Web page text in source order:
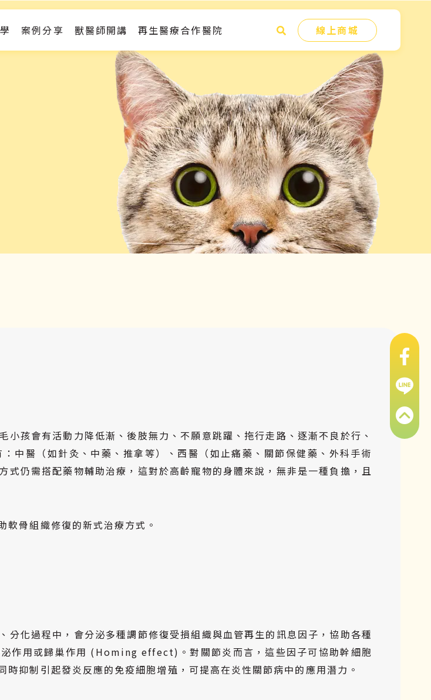
案例分享 獸醫師開講 再生醫療合作醫院 線上商城
孩會有活動力降低漸、後肢無力、不願意跳躍、拖行走路、逐漸不良於行、
中醫（如針灸、中藥、推拿等）、西醫（如止痛藥、關節保健藥、外科手術
仍需搭配藥物輔助治療，這對於高齡寵物的身體來說，無非是一種負擔，且
骨組織修復的新式治療方式。
化過程中，會分泌多種調節修復受損組織與血管再生的訊息因子，協助各種
作用或歸巢作用 (Homing effect)。對關節炎而言，這些因子可協助幹細胞
抑制引起發炎反應的免疫細胞增殖，可提高在炎性關節病中的應用潛力。